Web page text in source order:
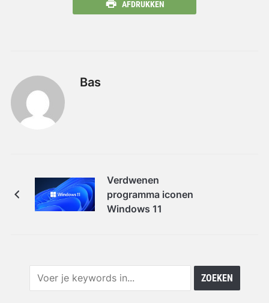
AFDRUKKEN
Bas
Verdwenen
programma iconen
Windows 11